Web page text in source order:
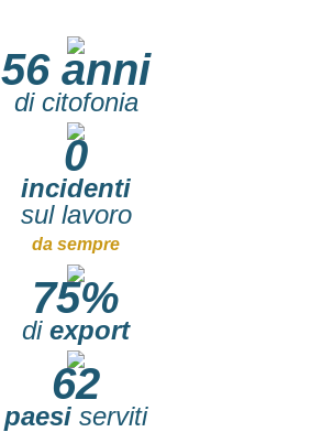
56 anni
di citofonia
0
incidenti
sul lavoro
da sempre
75%
di export
62
paesi serviti